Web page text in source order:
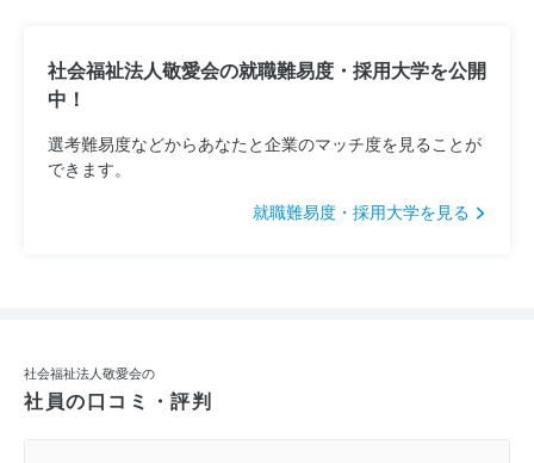
社会福祉法人敬愛会の就職難易度・採用大学を公開
中！
選考難易度などからあなたと企業のマッチ度を見ることが
できます。
就職難易度・採用大学を見る
社会福祉法人敬愛会の
社員の口コミ・評判